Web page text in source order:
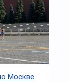
Москве